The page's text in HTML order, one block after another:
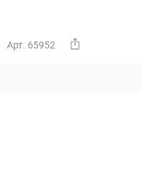
Арт. 65952